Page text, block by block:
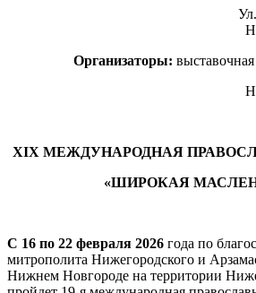
Организаторы:
XIX МЕЖДУНАРОДНАЯ
«ШИРОКАЯ
С 16 по 22 февраля 2026 года по
митрополита Нижегородского и
Нижнем Новгороде на территории